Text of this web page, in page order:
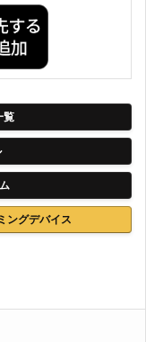
覧
ングデバイス